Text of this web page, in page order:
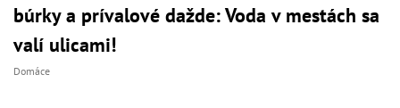
búrky a prívalové dažde: Voda v mestách sa
valí ulicami!
Domáce